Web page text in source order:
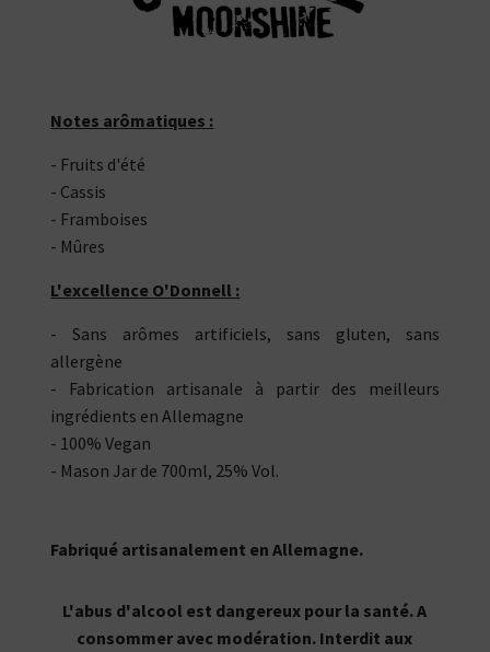
Notes arômatiques :
- Fruits d'été
- Cassis
- Framboises
- Mûres
L'excellence O'Donnell :
- Sans arômes artificiels, sans gluten, sans
allergène
- Fabrication artisanale à partir des meilleurs
ingrédients en Allemagne
- 100% Vegan
- Mason Jar de 700ml, 25% Vol.
Fabriqué artisanalement en Allemagne.
L'abus d'alcool est dangereux pour la santé. A
consommer avec modération. Interdit aux